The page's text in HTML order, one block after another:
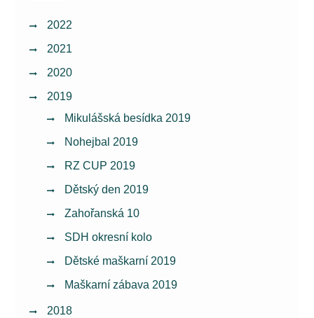
2022
2021
2020
2019
Mikulášská besídka 2019
Nohejbal 2019
RZ CUP 2019
Dětský den 2019
Zahořanská 10
SDH okresní kolo
Dětské maškarní 2019
Maškarní zábava 2019
2018